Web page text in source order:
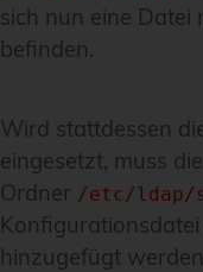
sich nun eine Datei
befinden.
Wird stattdessen
eingesetzt, muss
Ordner /etc/ldap/
Konfigurationsdatei
hinzugefügt